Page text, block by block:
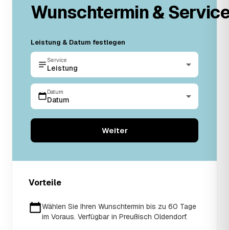
Wunschtermin &
Leistung & Datum festlegen
Service
Leistung
Datum
Datum
Weiter
Vorteile
Wählen Sie Ihren Wunschtermin bis zu 60 Tage
im Voraus. Verfügbar in Preußisch Oldendorf.